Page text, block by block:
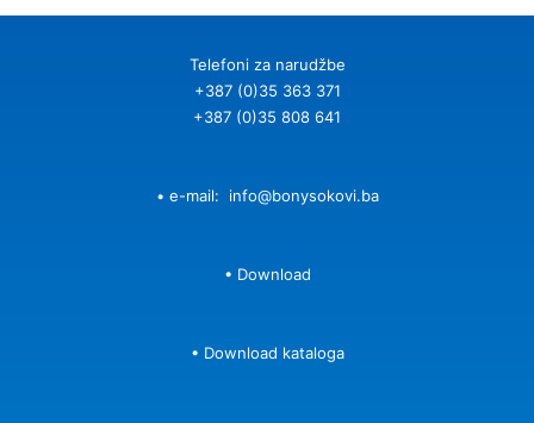
Telefoni za narudžbe
+387 (0)35 363 371
+387 (0)35 808 641
• e-mail: info@bonysokovi.ba
• Download
• Download kataloga